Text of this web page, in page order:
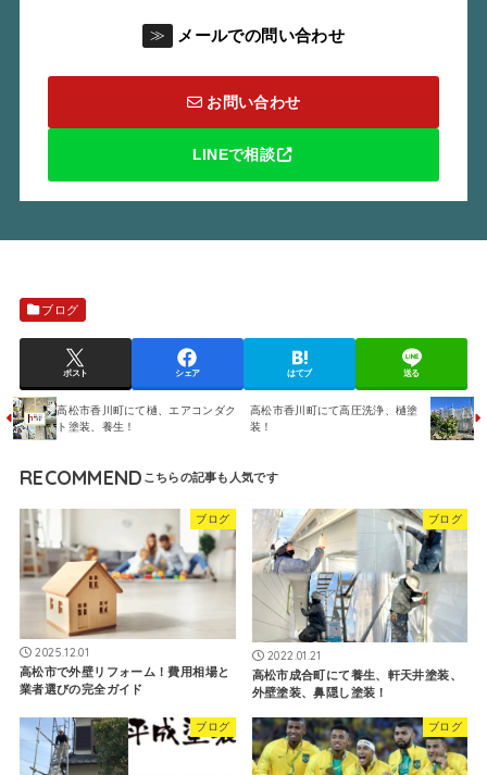
≫ メールでの問い合わせ
お問い合わせ
LINEで相談
ブログ
ポスト シェア はてブ 送る
高松市香川町にて樋、エアコンダク
ト塗装、養生！
高松市香川町にて高圧洗浄、樋塗
装！
RECOMMEND
ブログ
2025.12.01
高松市で外壁リフォーム！費用相場と
業者選びの完全ガイド
ブログ
2022.01.21
高松市成合町にて養生、軒天井塗装、
外壁塗装、鼻隠し塗装！
ブログ ブログ